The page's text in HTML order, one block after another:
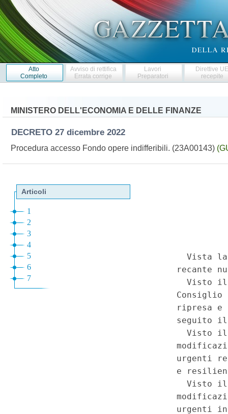
Atto
Completo
Avviso di rettifica
Errata corrige
Lavori
Preparatori
Direttive
recepite
MINISTERO DELL'ECONOMIA E DELLE FINANZE
DECRETO 27 dicembre 2022
Procedura accesso Fondo opere indifferibili. (23A00143)